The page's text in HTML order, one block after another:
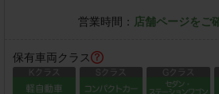
営業時間： 店舗ページをご
保有車両クラス